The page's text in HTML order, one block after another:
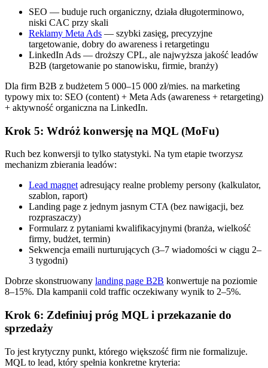
SEO — buduje ruch organiczny, działa długoterminowo,
niski CAC przy skali
Reklamy Meta Ads — szybki zasięg, precyzyjne
targetowanie, dobry do awareness i retargetingu
LinkedIn Ads — droższy CPL, ale najwyższa jakość leadów
B2B (targetowanie po stanowisku, firmie, branży)
Dla firm B2B z budżetem 5 000–15 000 zł/mies. na marketing
typowy mix to: SEO (content) + Meta Ads (awareness + retargeting)
+ aktywność organiczna na LinkedIn.
Krok 5: Wdróż konwersję na MQL (MoFu)
Ruch bez konwersji to tylko statystyki. Na tym etapie tworzysz
mechanizm zbierania leadów:
Lead magnet adresujący realne problemy persony (kalkulator,
szablon, raport)
Landing page z jednym jasnym CTA (bez nawigacji, bez
rozpraszaczy)
Formularz z pytaniami kwalifikacyjnymi (branża, wielkość
firmy, budżet, termin)
Sekwencja emaili nurturujących (3–7 wiadomości w ciągu 2–
3 tygodni)
Dobrze skonstruowany landing page B2B konwertuje na poziomie
8–15%. Dla kampanii cold traffic oczekiwany wynik to 2–5%.
Krok 6: Zdefiniuj próg MQL i przekazanie do
sprzedaży
To jest krytyczny punkt, którego większość firm nie formalizuje.
MQL to lead, który spełnia konkretne kryteria: